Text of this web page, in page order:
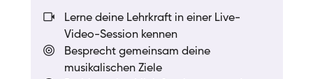
Lerne deine Lehrkraft in einer Live-
Video-Session kennen
Besprecht gemeinsam deine
musikalischen Ziele